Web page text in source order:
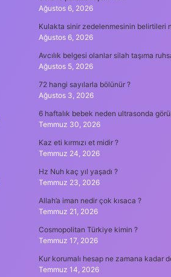
Ağustos 6, 2026
Kulakta sinir zedelenmesinin belirtileri
Ağustos 6, 2026
Avcılık belgesi olanlar silah taşıma
Ağustos 5, 2026
72 hangi sayılarla bölünür ?
Ağustos 3, 2026
6 haftalık bebek neden ultrasonda
Temmuz 30, 2026
Kaz eti kırmızı et midir ?
Temmuz 24, 2026
Hz Nuh kaç yıl yaşadı ?
Temmuz 23, 2026
Allah’a iman nedir çok kısaca ?
Temmuz 21, 2026
Cosmopolitan Türkiye kimin ?
Temmuz 17, 2026
Kur korumalı hesap ne zamana kadar
Temmuz 14, 2026